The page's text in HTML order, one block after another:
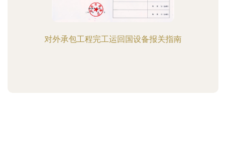
对外承包工程完工运回国设备报关指南